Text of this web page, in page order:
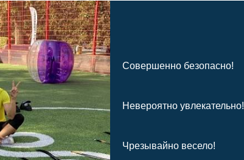
Совершенно безопасно!
Невероятно увлекательно!
Чрезывайно весело!